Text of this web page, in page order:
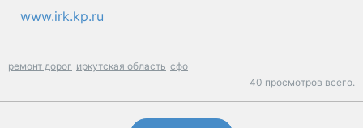
www.irk.kp.ru
ремонт дорог иркутская область сфо
40 просмотров всего.